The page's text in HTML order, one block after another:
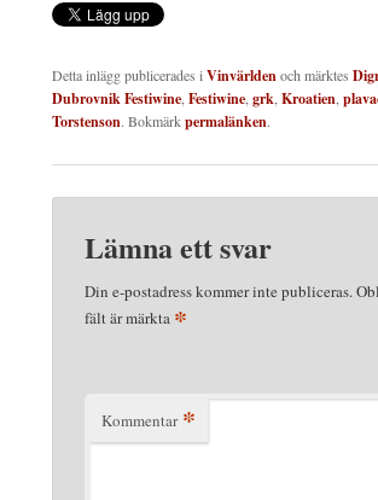
Detta inlägg publicerades i Vinvärldenoch märktes
Dubrovnik Festiwine Festiwine grk Kroatien
Torstenson. Bokmärkpermalänken.
Lämna ett svar
Din e-postadress kommer inte publiceras.
fält är märkta *
Kommentar *